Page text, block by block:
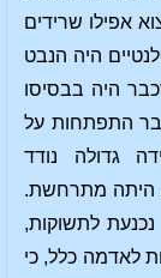
אפילו שרידים
היה הנבט
היה בבסיסו
התפתחות על
גדולה נודד
היתה מתרחשת.
לתשוקות,
לאדמה כלל, כי